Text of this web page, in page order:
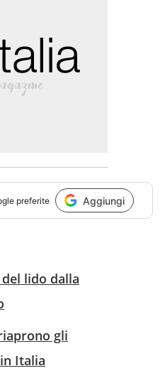
preferite Aggiungi
lido dalla
gli
Italia